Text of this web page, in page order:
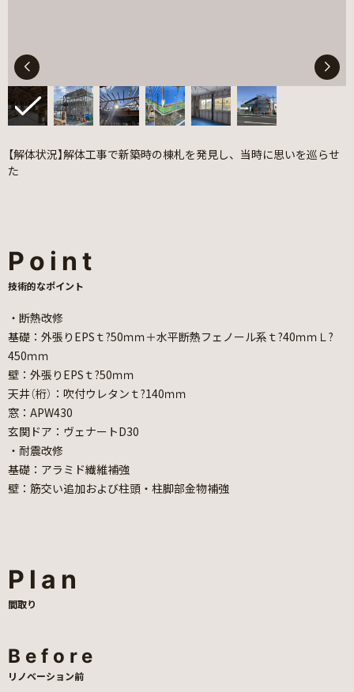
【解体状況】解体工事で新築時の棟札を発見し、当時に思いを巡らせ
た
Point
技術的なポイント
・断熱改修
基礎：外張りEPSｔ?50ｍｍ＋水平断熱フェノール系ｔ?40ｍｍＬ?
450ｍｍ
壁：外張りEPSｔ?50ｍｍ
天井（桁）：吹付ウレタンｔ?140ｍｍ
窓：APW430
玄関ドア：ヴェナートD30
・耐震改修
基礎：アラミド繊維補強
壁：筋交い追加および柱頭・柱脚部金物補強
Plan
間取り
Before
リノベーション前